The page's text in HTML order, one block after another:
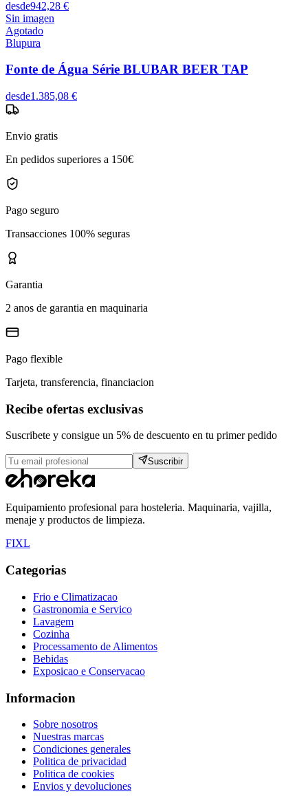
desde942,28 €
Sin imagen
Agotado
Blupura
Fonte de Água Série BLUBAR BEER TAP
desde1.385,08 €
Envio gratis
En pedidos superiores a 150€
Pago seguro
Transacciones 100% seguras
Garantia
2 anos de garantia en maquinaria
Pago flexible
Tarjeta, transferencia, financiacion
Recibe ofertas exclusivas
Suscribete y consigue un 5% de descuento en tu primer pedido
Suscribir
Equipamiento profesional para hosteleria. Maquinaria, vajilla,
menaje y productos de limpieza.
FIXL
Categorias
Frio e Climatizacao
Gastronomia e Servico
Lavagem
Cozinha
Processamento de Alimentos
Bebidas
Exposicao e Conservacao
Informacion
Sobre nosotros
Nuestras marcas
Condiciones generales
Politica de privacidad
Politica de cookies
Envios y devoluciones